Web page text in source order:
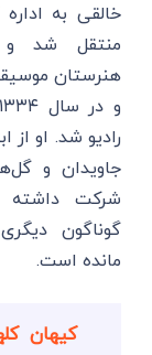
خالقی به
منتقل شد و
هنرستان
رادیو شد. او از
جاویدان و
شرکت داشته
گوناگون
مانده است.
کیهان